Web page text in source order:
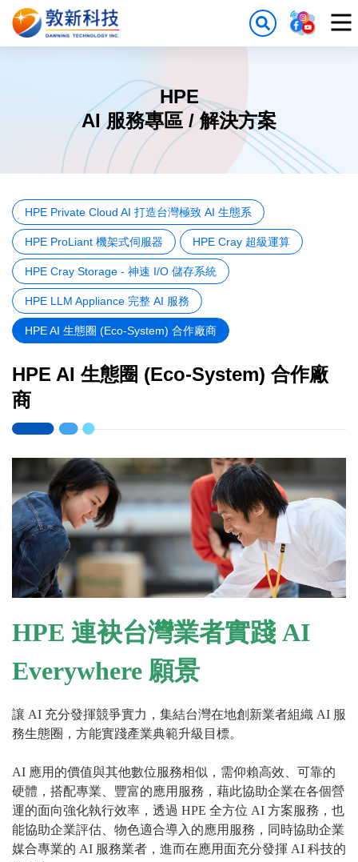
HPE
AI 服務專區 / 解決方案
HPE Private Cloud AI 打造台灣極致 AI 生態系
HPE ProLiant 機架式伺服器 HPE Cray 超級運算
HPE Cray Storage - 神速 I/O 儲存系統
HPE LLM Appliance 完整 AI 服務
HPE AI 生態圈 (Eco-System) 合作廠商
HPE AI 生態圈 (Eco-System) 合作廠
商
HPE 連袂台灣業者實踐 AI
Everywhere 願景
讓 AI 充分發揮競爭實力，集結台灣在地創新業者組織 AI 服
務生態圈，方能實踐產業典範升級目標。
AI 應用的價值與其他數位服務相似，需仰賴高效、可靠的
硬體，搭配專業、豐富的應用服務，藉此協助企業在各個營
運的面向強化執行效率，透過 HPE 全方位 AI 方案服務，也
能協助企業評估、物色適合導入的應用服務，同時協助企業
媒合專業的 AI 服務業者，進而在應用面充分發揮 AI 科技的